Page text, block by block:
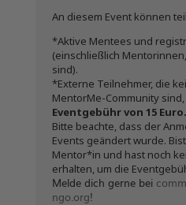
An diesem Event können
*Aktive Mentees und
(einschließlich
sind).
*Externe Teilnehmer, die
MentorMe-Community sind,
Eventgebühr von 15 Euro.
Bitte beachte, dass der
Events geändert wurde.
Mentor*in und hast noch
erhalten, um die
Melde dich gerne bei
ngo.org!